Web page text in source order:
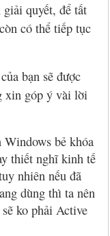
quyết, để tất
có thể tiếp tục
bạn sẽ được
xin góp ý vài lời
bẻ khóa
thiết nghĩ kinh tế
nhiên nếu đã
dùng thì ta nên
ko phải Active